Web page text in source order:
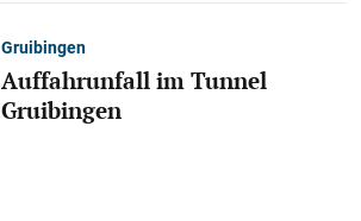
Gruibingen
Auffahrunfall im Tunnel
Gruibingen